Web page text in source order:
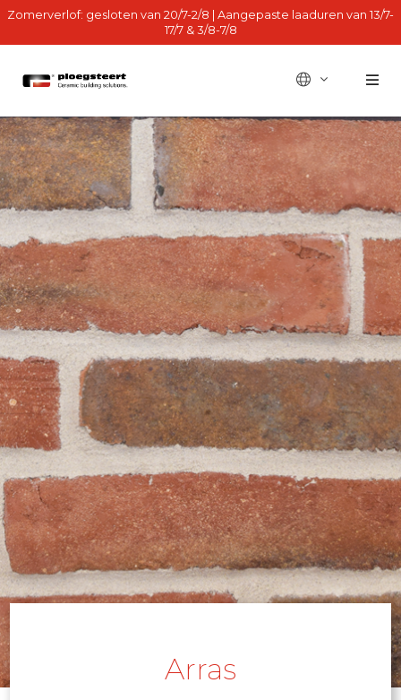
Zomerverlof: gesloten van 20/7-2/8 | Aangepaste laaduren van 13/7-
17/7 & 3/8-7/8
BE - fr
Arras